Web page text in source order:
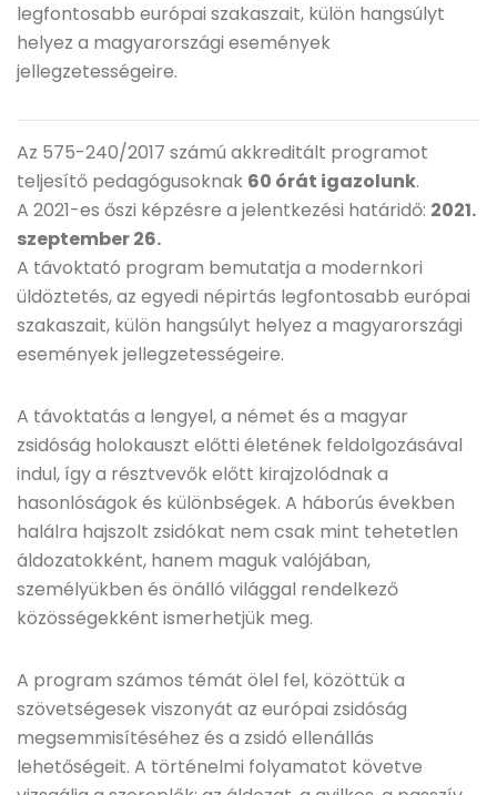
legfontosabb európai szakaszait, külön hangsúlyt
helyez a magyarországi események
jellegzetességeire.
Az 575-240/2017 számú akkreditált programot
teljesítő pedagógusoknak 60 órát igazolunk.
A 2021-es őszi képzésre a jelentkezési határidő: 2021.
szeptember 26.
A távoktató program bemutatja a modernkori
üldöztetés, az egyedi népirtás legfontosabb európai
szakaszait, külön hangsúlyt helyez a magyarországi
események jellegzetességeire.
A távoktatás a lengyel, a német és a magyar
zsidóság holokauszt előtti életének feldolgozásával
indul, így a résztvevők előtt kirajzolódnak a
hasonlóságok és különbségek. A háborús években
halálra hajszolt zsidókat nem csak mint tehetetlen
áldozatokként, hanem maguk valójában,
személyükben és önálló világgal rendelkező
közösségekként ismerhetjük meg.
A program számos témát ölel fel, közöttük a
szövetségesek viszonyát az európai zsidóság
megsemmisítéséhez és a zsidó ellenállás
lehetőségeit. A történelmi folyamatot követve